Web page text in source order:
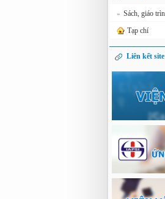
» Sách, giáo
Tạp chí
Liên kết site